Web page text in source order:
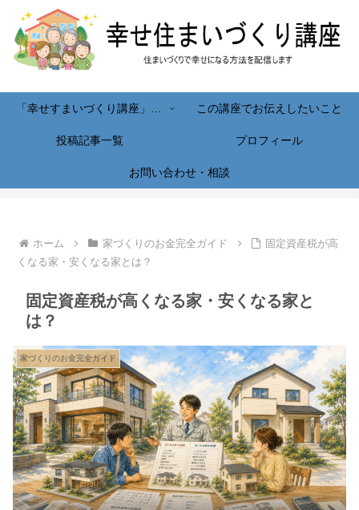
この講座でお伝えしたいこと
投稿記事一覧 プロフィール
お問い合わせ・相談
ホーム 家づくりのお金完全ガイド
固定資産税が高
くなる家・安くなる家とは？
固定資産税が高くなる家・安くなる家と
は？
家づくりのお金完全ガイド